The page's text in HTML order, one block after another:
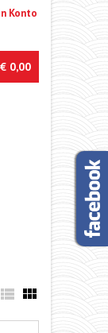
Konto
€ 0,00
 